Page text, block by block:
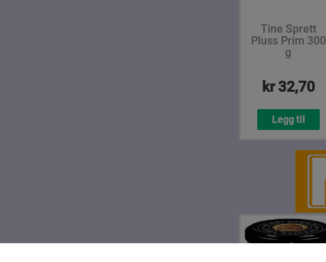
Tine Sprett
Pluss Prim 300
g
kr 32,70
Legg til